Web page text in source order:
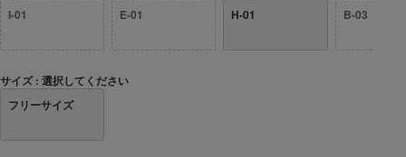
I-01
E-01 H-01 B-03
サイズ 選択してください
フリーサイズ